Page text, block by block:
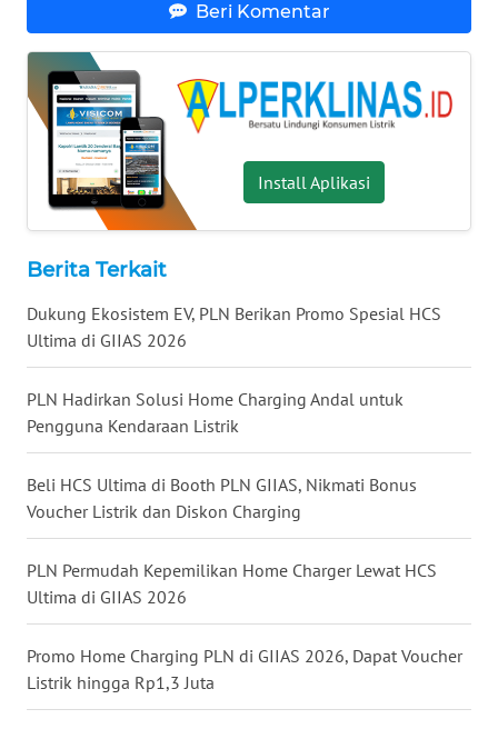
Beri Komentar
Install Aplikasi
Berita Terkait
Dukung Ekosistem EV, PLN Berikan Promo Spesial HCS
Ultima di GIIAS 2026
PLN Hadirkan Solusi Home Charging Andal untuk
Pengguna Kendaraan Listrik
Beli HCS Ultima di Booth PLN GIIAS, Nikmati Bonus
Voucher Listrik dan Diskon Charging
PLN Permudah Kepemilikan Home Charger Lewat HCS
Ultima di GIIAS 2026
Promo Home Charging PLN di GIIAS 2026, Dapat Voucher
Listrik hingga Rp1,3 Juta
WN
TAPANULI
TENGAH
WN DELI
SERDANG
TEBING
TINGGI
WN
PAKPAK
WN
KARAWANG
WN
BOGOR